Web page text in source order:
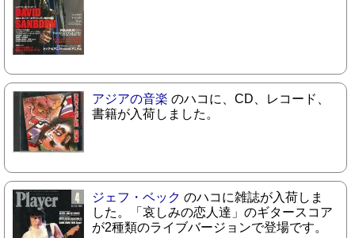
アジアの音楽 のハコに、CD、レコード、
書籍が入荷しました。
ジェフ・ベック のハコに雑誌が入荷しま
した。「哀しみの恋人達」のギタースコア
が2種類のライブバージョンで登場です。